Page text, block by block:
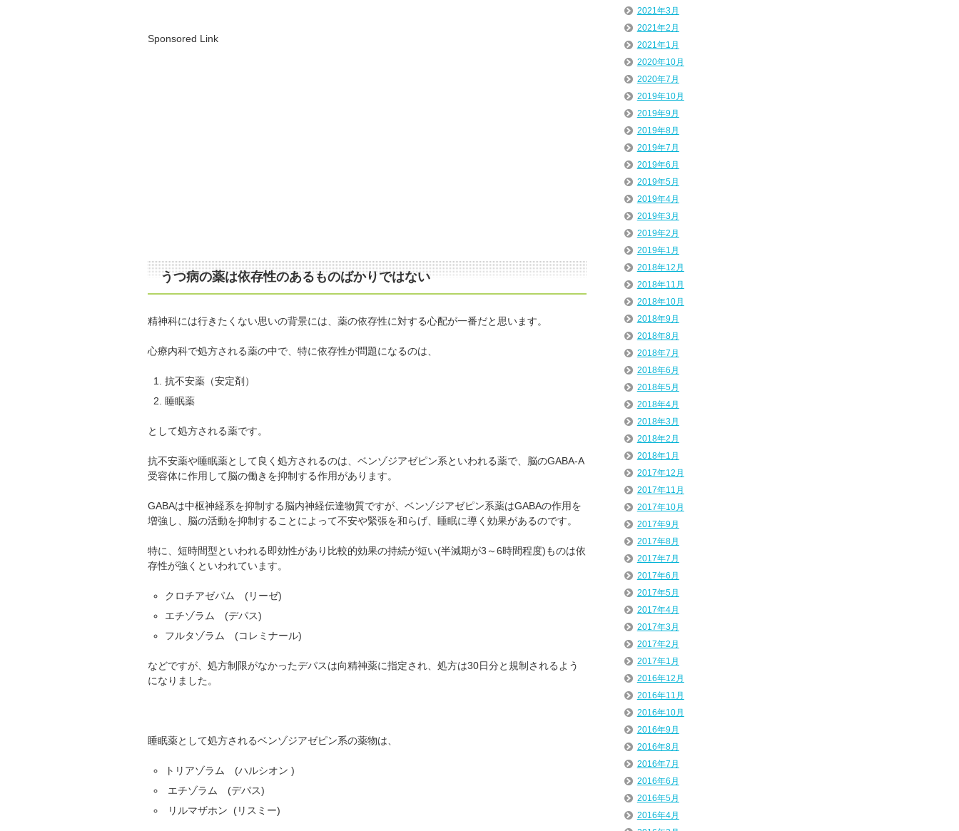
Sponsored Link
うつ病の薬は依存性のあるものばかりではない
精神科には行きたくない思いの背景には、薬の依存性に対する心配が一番だと思います。
心療内科で処方される薬の中で、特に依存性が問題になるのは、
抗不安薬（安定剤）
睡眠薬
として処方される薬です。
抗不安薬や睡眠薬として良く処方されるのは、ベンゾジアゼピン系といわれる薬で、脳のGABA-A
受容体に作用して脳の働きを抑制する作用があります。
GABAは中枢神経系を抑制する脳内神経伝達物質ですが、ベンゾジアゼピン系薬はGABAの作用を
増強し、脳の活動を抑制することによって不安や緊張を和らげ、睡眠に導く効果があるのです。
特に、短時間型といわれる即効性があり比較的効果の持続が短い(半減期が3～6時間程度)ものは依
存性が強くといわれています。
クロチアゼパム (リーゼ)
エチゾラム (デパス)
フルタゾラム (コレミナール)
などですが、処方制限がなかったデパスは向精神薬に指定され、処方は30日分と規制されるよう
になりました。
睡眠薬として処方されるベンゾジアゼピン系の薬物は、
トリアゾラム (ハルシオン )
エチゾラム (デパス)
リルマザホン (リスミー)
2021年3月
2021年2月
2021年1月
2020年10月
2020年7月
2019年10月
2019年9月
2019年8月
2019年7月
2019年6月
2019年5月
2019年4月
2019年3月
2019年2月
2019年1月
2018年12月
2018年11月
2018年10月
2018年9月
2018年8月
2018年7月
2018年6月
2018年5月
2018年4月
2018年3月
2018年2月
2018年1月
2017年12月
2017年11月
2017年10月
2017年9月
2017年8月
2017年7月
2017年6月
2017年5月
2017年4月
2017年3月
2017年2月
2017年1月
2016年12月
2016年11月
2016年10月
2016年9月
2016年8月
2016年7月
2016年6月
2016年5月
2016年4月